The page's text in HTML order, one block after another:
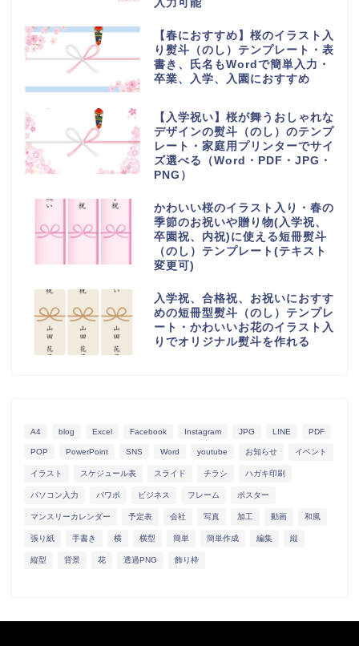
入力可能
【春におすすめ】桜のイラスト入
り熨斗（のし）テンプレート・表
書き、氏名もWordで簡単入力・
卒業、入学、入園におすすめ
【入学祝い】桜が舞うおしゃれな
デザインの熨斗（のし）のテンプ
レート・家庭用プリンターでサイ
ズ選べる（Word・PDF・JPG・
PNG）
かわいい桜のイラスト入り・春の
季節のお祝いや贈り物(入学祝、
卒園祝、内祝)に使える短冊熨斗
（のし）テンプレート(テキスト
変更可)
入学祝、合格祝、お祝いにおすす
めの短冊型熨斗（のし）テンプレ
ート・かわいいお花のイラスト入
りでオリジナル熨斗を作れる
A4 blog Excel Facebook Instagram JPG LINE PDF
POP PowerPoint SNS Word youtube お知らせ イベント
イラスト スケジュール表 スライド チラシ ハガキ印刷
パソコン入力 パワポ ビジネス フレーム ポスター
マンスリーカレンダー 予定表 会社 写真 加工 動画 和風
張り紙 手書き 横 横型 簡単 簡単作成 編集 縦
縦型 背景 花 透過PNG 飾り枠